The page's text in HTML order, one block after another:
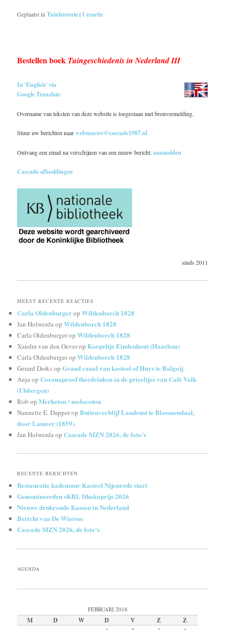
Geplaatst in Tuinhistorie| 1 reactie
Bestellen boek Tuingeschiedenis in Nederland III
In 'English' via
Google Translate
Overname van teksten van deze website is toegestaan met bronvermelding.
Stuur uw berichten naarwebmaster@cascade1987.nl
Ontvang een email na verschijnen van een nieuw bericht:aanmelden
Cascade afbeeldingen
sinds 2011
MEEST RECENTE REACTIES
Carla OldenburgeropWildenborch 1828
Jan HolwerdaopWildenborch 1828
Carla OldenburgeropWildenborch 1828
Xandra van den OeveropKoepeltje Eindenhout (Haarlem)
Carla OldenburgeropWildenborch 1828
Gerard DerksopGrand canal van kasteel of Huys te Balgoij
AnjaopCoronaproof theedrinken in de prieeltjes van Café Valk
(Ubbergen)
Rob opMerketon / melocoton
Nannette E. DapperopBuitenverblijf Landrust te Bloemendaal,
door Lameer (1859).
Jan HolwerdaopCascade MZN 2026, de foto’s
RECENTE BERICHTEN
Restauratie kademuur Kasteel Nijenrode start
Genomineerden sKBL Ithakaprijs 2026
Nieuwe drukronde Kassen in Nederland
Bericht van De Wiersse
Cascade MZN 2026, de foto’s
AGENDA
FEBRUARI 2018
M D W D V Z Z